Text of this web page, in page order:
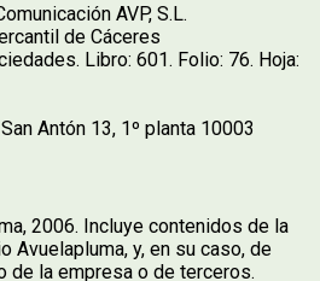
AVP, S.L.
de Cáceres
Libro: 601. Folio: 76. Hoja:
Antón 13, 1º planta 10003
2006. Incluye contenidos de la
Avuelapluma, y, en su caso, de
de la empresa o de terceros.